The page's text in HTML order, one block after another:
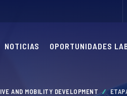
NOTICIAS OPORTUNIDADES
AND MOBILITY DEVELOPMENT